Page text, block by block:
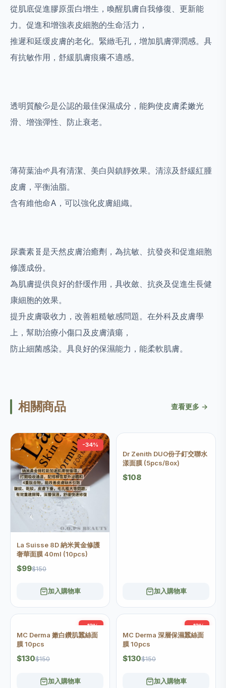
從肌底促進膠原蛋白增生，喚醒肌膚自我修復、更新能
力。促進和增強表皮細胞的生命活力，
推遲和延缓皮膚的老化。緊緻毛孔，增加肌膚彈潤感。具
有抗敏作用，舒緩肌膚痕癢不適感。
透明質酸💦是公認的最佳保濕成分，能夠使皮膚柔嫩光
滑、增強彈性、防止衰老。
薄荷葉油🌱具有清潔、美白與鎮靜效果。清涼及舒緩紅腫
皮膚，平衡油脂。
含有維他命A，可以強化皮膚組織。
尿囊素🧬是天然皮膚治癒劑，為抗敏、抗發炎和促進細胞
修護成份。
為肌膚提供良好的舒缓作用，具收斂、抗炎及促進生長健
康細胞的效果。
提升皮膚吸收力，改善粗糙敏感問題。在外科及皮膚學
上，幫助治療小傷口及皮膚漬瘍，
防止細菌感染。具良好的保濕能力，能柔軟肌膚。
相關商品 查看更多 →
-34%
La Suisse 8D 納米黃金修護
奢華面膜 40ml (10pcs)
$99$150
加入購物車 加入購物車
-13%
MC Derma 嫩白鑽肌蠶絲面
膜 10pcs
$130$150
加入購物車
-13%
MC Derma 深層保濕蠶絲面
膜 10pcs
$130$150
加入購物車